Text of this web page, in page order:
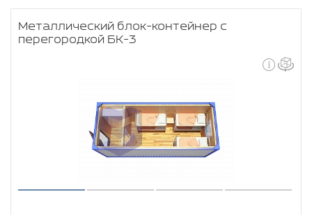
Металлический блок-контейнер с
перегородкой БК-3